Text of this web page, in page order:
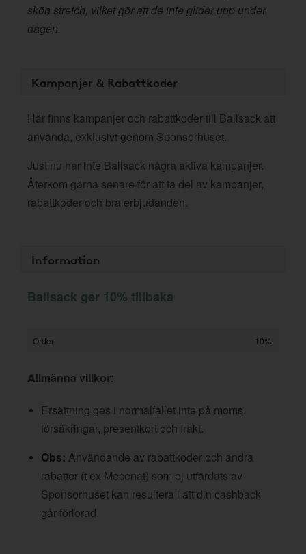
skön stretch, vilket gör att de inte glider upp under
dagen.
Kampanjer & Rabattkoder
Här finns kampanjer och rabattkoder till Ballsack att
använda, exklusivt genom Sponsorhuset.
Just nu har inte Ballsack några aktiva kampanjer.
Återkom gärna senare för att ta del av kampanjer,
rabattkoder och bra erbjudanden.
Information
Ballsack ger 10% tillbaka
Order 10%
Allmänna villkor:
Ersättning ges i normalfallet inte på moms,
försäkringar, presentkort och frakt.
Obs: Användande av rabattkoder och andra
rabatter (t ex Mecenat) som ej utfärdats av
Sponsorhuset kan resultera i att din cashback
går förlorad.